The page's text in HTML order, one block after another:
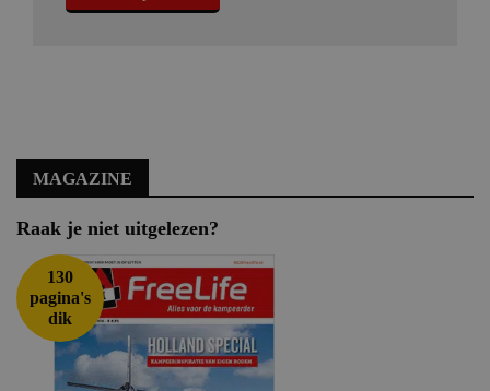
MAGAZINE
Raak je niet uitgelezen?
130
pagina's
dik